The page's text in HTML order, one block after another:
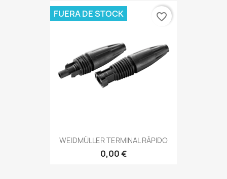
WEIDMÜLLER TERMINAL RÁPIDO
0,00 €
FUERA DE STOCK favorite_border